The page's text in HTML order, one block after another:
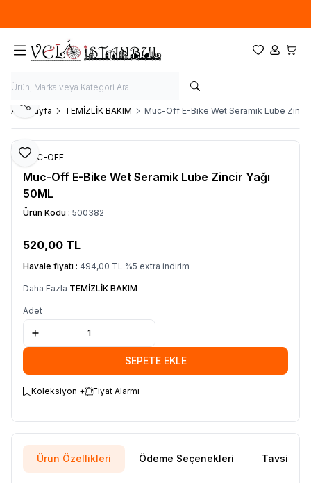
Favorilerim
Hesabım
Ana Sayfa TEMİZLİK BAKIM Muc-Off E-Bike Wet Seramik Lube Zincir
Favoriye Ekle
Paylaş
MUC-OFF
Muc-Off E-Bike Wet Seramik Lube Zincir Yağı
50ML
Ürün Kodu : 500382
520,00 TL
Havale fiyatı : 494,00 TL %5 extra indirim
Daha Fazla TEMİZLİK BAKIM
Adet
SEPETE EKLE
Koleksiyon + Fiyat Alarmı
Ürün Özellikleri Ödeme Seçenekleri Tavsiye Et